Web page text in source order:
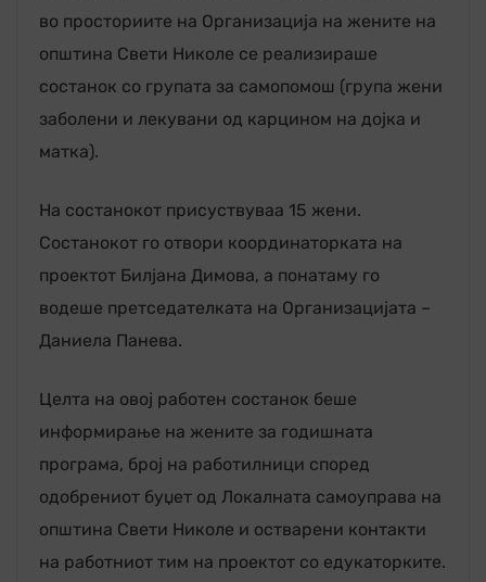
во просториите на Организација на жените на
општина Свети Николе се реализираше
состанок со групата за самопомош (група жени
заболени и лекувани од карцином на дојка и
матка).
На состанокот присуствуваа 15 жени.
Состанокот го отвори координаторката на
проектот Билјана Димова, а понатаму го
водеше претседателката на Организацијата –
Даниела Панева.
Целта на овој работен состанок беше
информирање на жените за годишната
програма, број на работилници според
одобрениот буџет од Локалната самоуправа на
општина Свети Николе и остварени контакти
на работниот тим на проектот со едукаторките.